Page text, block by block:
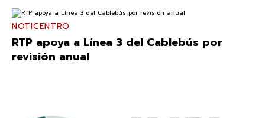
NOTICENTRO
RTP apoya a Línea 3 del Cablebús por
revisión anual